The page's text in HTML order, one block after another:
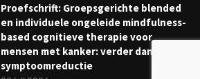
Proefschrift: Groepsgerichte blended
en individuele ongeleide mindfulness-
based cognitieve therapie voor
mensen met kanker: verder dan
symptoomreductie